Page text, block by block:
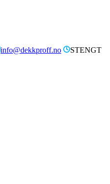
info@dekkproff.no
STENGT